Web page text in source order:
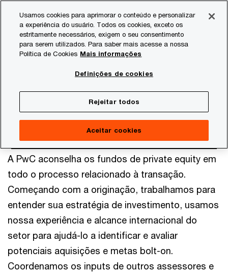
content
footer
Indústrias e setores de atividade
Execução da transação
A PwC aconselha os fundos de private equity em
todo o processo relacionado à transação.
Começando com a originação, trabalhamos para
entender sua estratégia de investimento, usamos
nossa experiência e alcance internacional do
setor para ajudá-lo a identificar e avaliar
potenciais aquisições e metas bolt-on.
Coordenamos os inputs de outros assessores e
Usamos cookies para aprimorar o conteúdo e personalizar
a experiência do usuário. Todos os cookies, exceto os
estritamente necessários, exigem o seu consentimento
para serem utilizados. Para saber mais acesse a nossa
Política de Cookies Mais informações
Definições de cookies
Rejeitar todos
Aceitar cookies